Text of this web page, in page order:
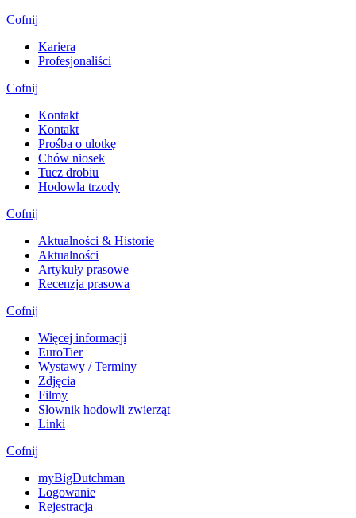
Cofnij
Kariera
Profesjonaliści
Cofnij
Kontakt
Kontakt
Prośba o ulotkę
Chów niosek
Tucz drobiu
Hodowla trzody
Cofnij
Aktualności & Historie
Aktualności
Artykuły prasowe
Recenzja prasowa
Cofnij
Więcej informacji
EuroTier
Wystawy / Terminy
Zdjęcia
Filmy
Słownik hodowli zwierząt
Linki
Cofnij
myBigDutchman
Logowanie
Rejestracja